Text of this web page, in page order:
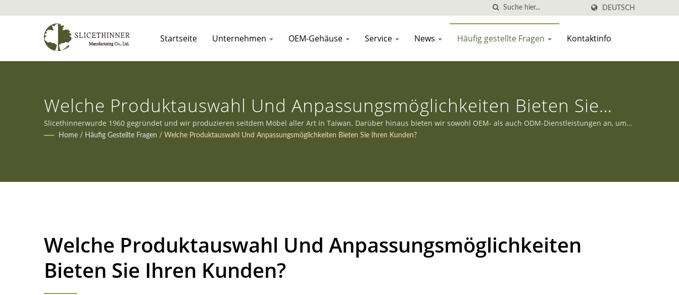
DEUTSCH
Startseite Unternehmen OEM-Gehäuse Service News Häufig gestellte Fragen Kontaktinfo
Welche Produktauswahl Und Anpassungsmöglichkeiten Bieten Sie
Ihren Kunden?
Slicethinnerwurde 1960 gegründet und wir produzieren seitdem Möbel aller Art in Taiwan. Darüber hinaus bieten wir sowohl OEM- als auch ODM-Dienstleistungen an, um
den vielfältigen Anforderungen unserer Kunden gerecht zu werden.
Home / Häufig Gestellte Fragen / Welche Produktauswahl Und Anpassungsmöglichkeiten Bieten Sie Ihren Kunden?
Welche Produktauswahl Und Anpassungsmöglichkeiten
Bieten Sie Ihren Kunden?